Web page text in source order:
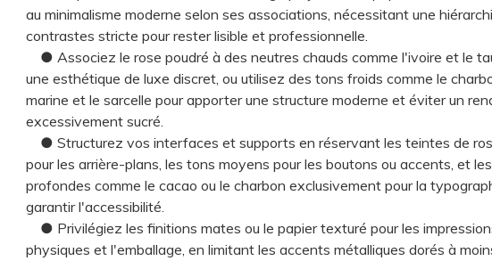
au minimalisme moderne selon ses associations, nécessitant une
contrastes stricte pour rester lisible et professionnelle.
● Associez le rose poudré à des neutres chauds comme l'ivoire et le
une esthétique de luxe discret, ou utilisez des tons froids comme le
marine et le sarcelle pour apporter une structure moderne et éviter un
excessivement sucré.
● Structurez vos interfaces et supports en réservant les teintes de
pour les arrière-plans, les tons moyens pour les boutons ou accents, et
profondes comme le cacao ou le charbon exclusivement pour la
garantir l'accessibilité.
● Privilégiez les finitions mates ou le papier texturé pour les
physiques et l'emballage, en limitant les accents métalliques dorés à